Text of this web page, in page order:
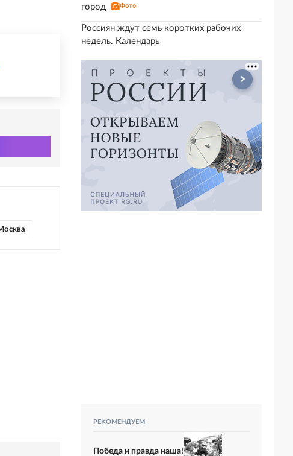
город
Фото
Россиян ждут семь коротких рабочих
недель. Календарь
РЕКОМЕНДУЕМ
Победа и правда наша!